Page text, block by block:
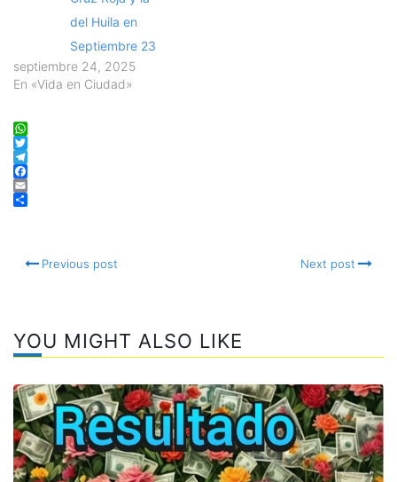
del Huila en
Septiembre 23
septiembre 24, 2025
En «Vida en Ciudad»
WhatsApp
Twitter
Telegram
Facebook
Email
Previous post Next post
YOU MIGHT ALSO LIKE